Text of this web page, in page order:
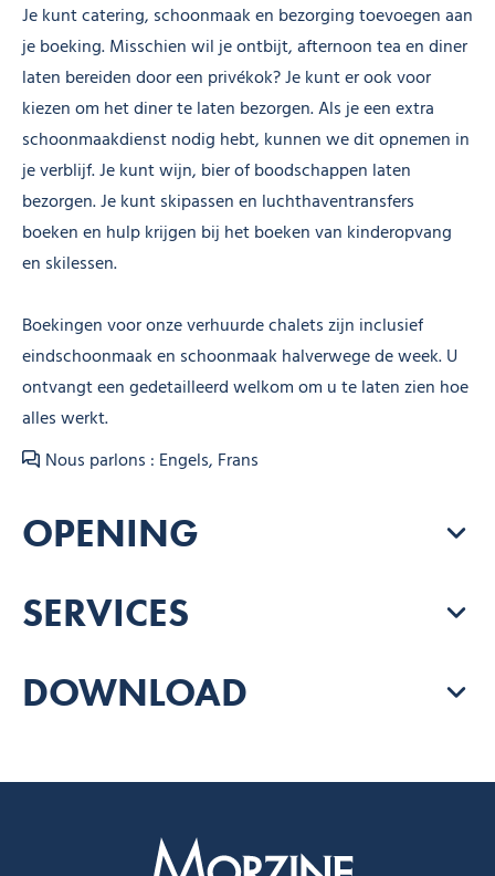
Je kunt catering, schoonmaak en bezorging toevoegen aan
je boeking. Misschien wil je ontbijt, afternoon tea en diner
laten bereiden door een privékok? Je kunt er ook voor
kiezen om het diner te laten bezorgen. Als je een extra
schoonmaakdienst nodig hebt, kunnen we dit opnemen in
je verblijf. Je kunt wijn, bier of boodschappen laten
bezorgen. Je kunt skipassen en luchthaventransfers
boeken en hulp krijgen bij het boeken van kinderopvang
en skilessen.
Boekingen voor onze verhuurde chalets zijn inclusief
eindschoonmaak en schoonmaak halverwege de week. U
ontvangt een gedetailleerd welkom om u te laten zien hoe
alles werkt.
Nous parlons : Engels, Frans
OPENING
SERVICES
DOWNLOAD